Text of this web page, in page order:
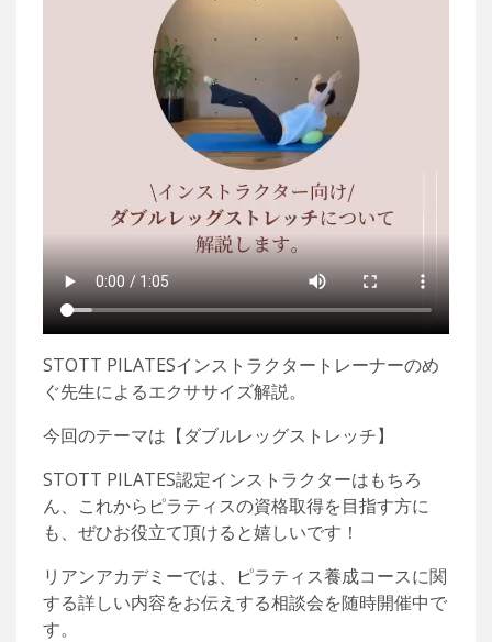
STOTT PILATESインストラクタートレーナーのめ
ぐ先生によるエクササイズ解説。
今回のテーマは【ダブルレッグストレッチ】
STOTT PILATES認定インストラクターはもちろ
ん、これからピラティスの資格取得を目指す方に
も、ぜひお役立て頂けると嬉しいです！
リアンアカデミーでは、ピラティス養成コースに関
する詳しい内容をお伝えする相談会を随時開催中で
す。